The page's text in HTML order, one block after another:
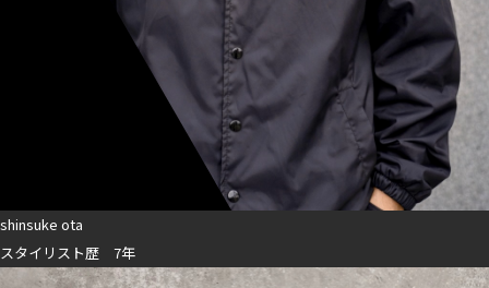
shinsuke ota
スタイリスト歴 7年